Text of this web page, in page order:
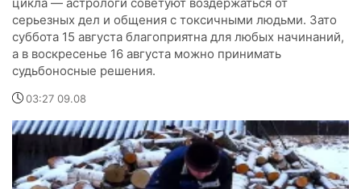
серьезных дел и общения с токсичными людьми. Зато
суббота 15 августа благоприятна для любых начинаний,
а в воскресенье 16 августа можно принимать
судьбоносные решения.
03:27 09.08